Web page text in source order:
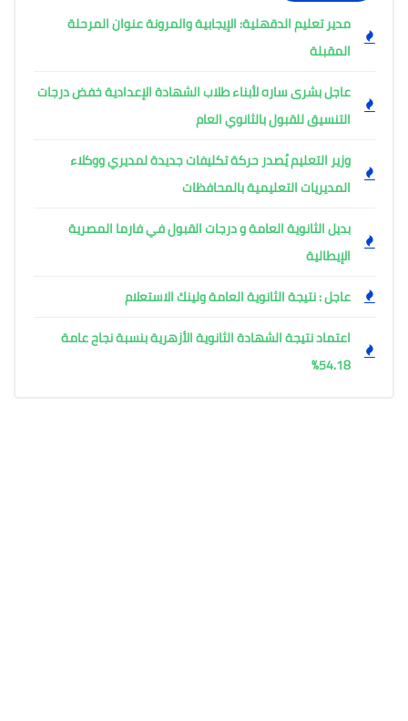
مدير تعليم الدقهلية: الإيجابية والمرونة عنوان المرحلة
المقبلة
عاجل بشرى ساره لأبناء طلاب الشهادة الإعدادية خفض درجات
التنسيق للقبول بالثانوي العام
وزير التعليم يُصدر حركة تكليفات جديدة لمديري ووكلاء
المديريات التعليمية بالمحافظات
بديل الثانوية العامة و درجات القبول في فارما المصرية
الإيطالية
عاجل : نتيجة الثانوية العامة ولينك الاستعلام
اعتماد نتيجة الشهادة الثانوية الأزهرية بنسبة نجاح عامة
54.18%